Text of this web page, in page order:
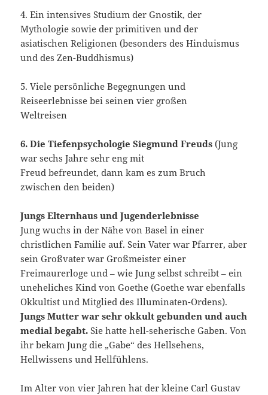
4. Ein intensives Studium der Gnostik, der
Mythologie sowie der primitiven und der
asiatischen Religionen (besonders des Hinduismus
und des Zen-Buddhismus)
5. Viele persönliche Begegnungen und
Reiseerlebnisse bei seinen vier großen
Weltreisen
6. Die Tiefenpsychologie Siegmund Freuds (Jung
war sechs Jahre sehr eng mit
Freud befreundet, dann kam es zum Bruch
zwischen den beiden)
Jungs Elternhaus und Jugenderlebnisse
Jung wuchs in der Nähe von Basel in einer
christlichen Familie auf. Sein Vater war Pfarrer, aber
sein Großvater war Großmeister einer
Freimaurerloge und – wie Jung selbst schreibt – ein
uneheliches Kind von Goethe (Goethe war ebenfalls
Okkultist und Mitglied des Illuminaten-Ordens).
Jungs Mutter war sehr okkult gebunden und auch
medial begabt. Sie hatte hell-seherische Gaben. Von
ihr bekam Jung die „Gabe“ des Hellsehens,
Hellwissens und Hellfühlens.
Im Alter von vier Jahren hat der kleine Carl Gustav